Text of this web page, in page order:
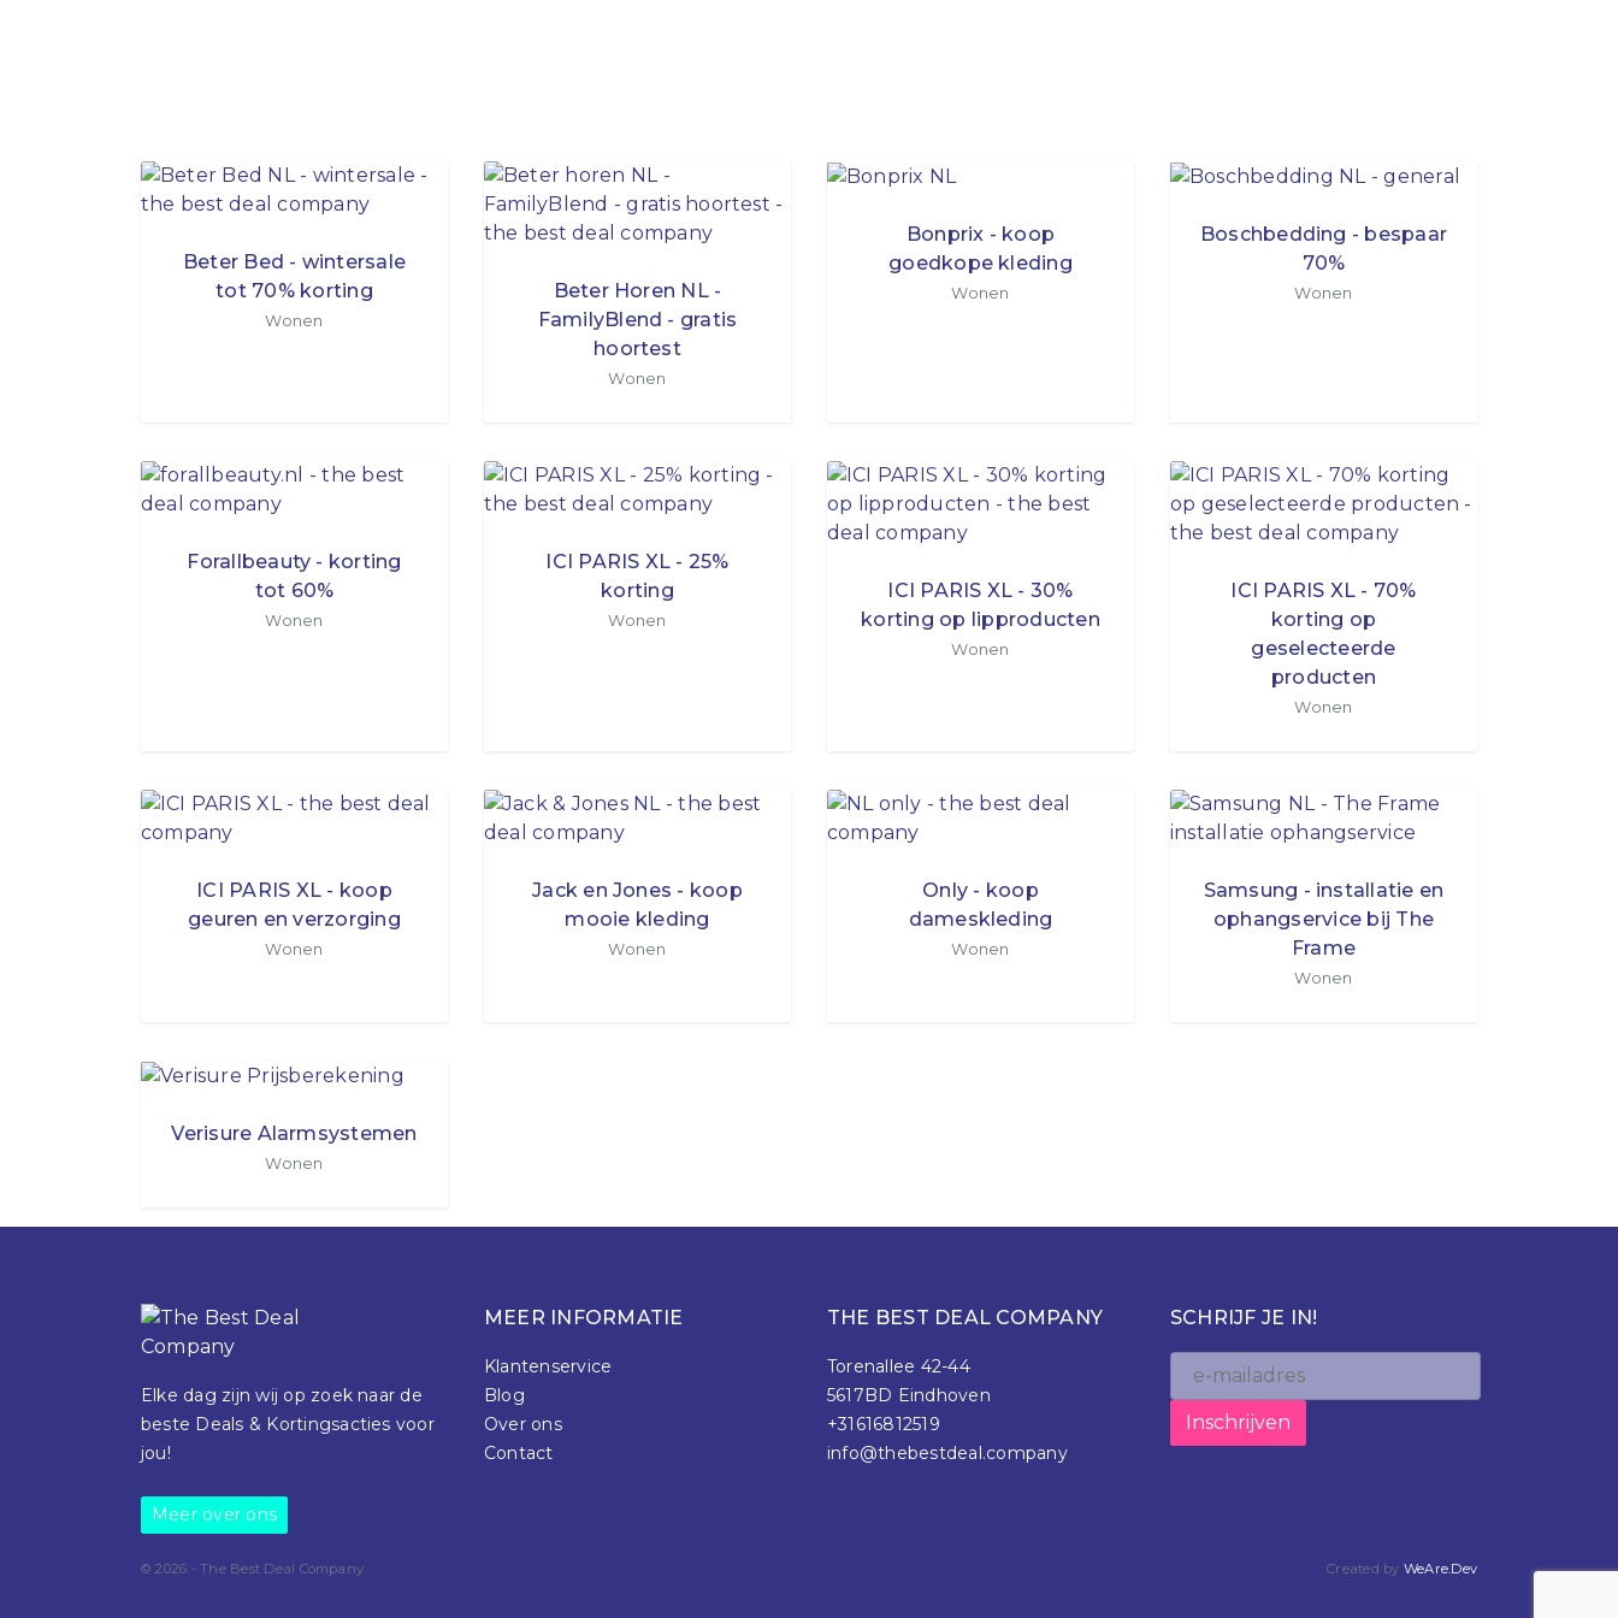
Beter Bed - wintersale
tot 70% korting
Wonen
Beter Horen NL -
FamilyBlend - gratis
hoortest
Wonen
Bonprix - koop
goedkope kleding
Wonen
Boschbedding - bespaar
70%
Wonen
Forallbeauty - korting
tot 60%
Wonen
ICI PARIS XL - 25%
korting
Wonen
ICI PARIS XL - 30%
korting op lipproducten
Wonen
ICI PARIS XL - 70%
korting op
geselecteerde
producten
Wonen
ICI PARIS XL - koop
geuren en verzorging
Wonen
Jack en Jones - koop
mooie kleding
Wonen
Only - koop
dameskleding
Wonen
Samsung - installatie en
ophangservice bij The
Frame
Wonen
Verisure Alarmsystemen
Wonen
Elke dag zijn wij op zoek naar de
beste Deals & Kortingsacties voor
jou!
Meer over ons
MEER INFORMATIE
Klantenservice
Blog
Over ons
Contact
THE BEST DEAL COMPANY
Torenallee 42-44
5617BD Eindhoven
+31616812519
info@thebestdeal.company
SCHRIJF JE IN!
© 2026 - The Best Deal Company Created by WeAre.Dev